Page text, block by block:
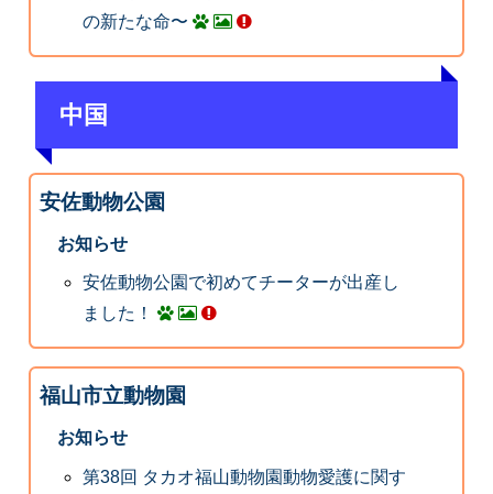
の新たな命〜
中国
安佐動物公園
お知らせ
安佐動物公園で初めてチーターが出産し
ました！
福山市立動物園
お知らせ
第38回 タカオ福山動物園動物愛護に関す